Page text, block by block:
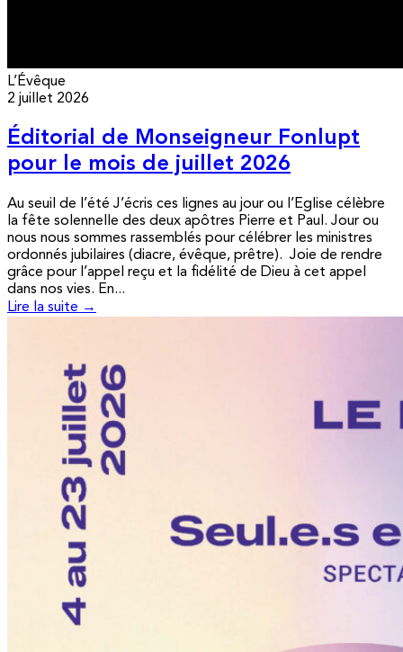
L’Évêque
2 juillet 2026
Éditorial de Monseigneur Fonlupt
pour le mois de juillet 2026
Au seuil de l’été J’écris ces lignes au jour ou l’Eglise célèbre
la fête solennelle des deux apôtres Pierre et Paul. Jour ou
nous nous sommes rassemblés pour célébrer les ministres
ordonnés jubilaires (diacre, évêque, prêtre). Joie de rendre
grâce pour l’appel reçu et la fidélité de Dieu à cet appel
dans nos vies. En...
Lire la suite →